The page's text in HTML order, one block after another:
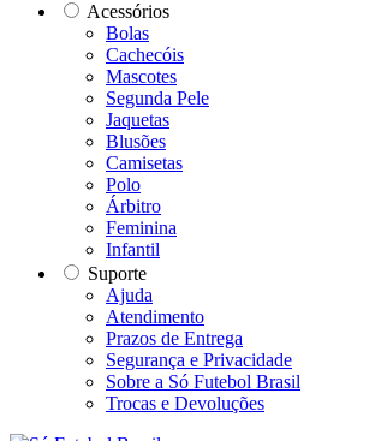
Acessórios
Bolas
Cachecóis
Mascotes
Segunda Pele
Jaquetas
Blusões
Camisetas
Polo
Árbitro
Feminina
Infantil
Suporte
Ajuda
Atendimento
Prazos de Entrega
Segurança e Privacidade
Sobre a Só Futebol Brasil
Trocas e Devoluções